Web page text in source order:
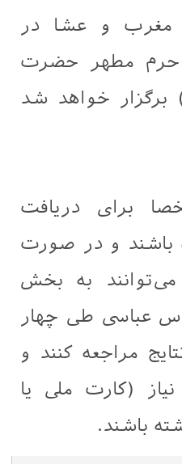
مغرب و عشا در
حرم مطهر حضرت
برگزار خواهد شد
برای دریافت
باشند و در صورت
به بخش
عباسی طی چهار
مراجعه کنند و
(کارت ملی یا
باشند.